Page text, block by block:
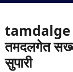
तमदलगेत
सुपारी